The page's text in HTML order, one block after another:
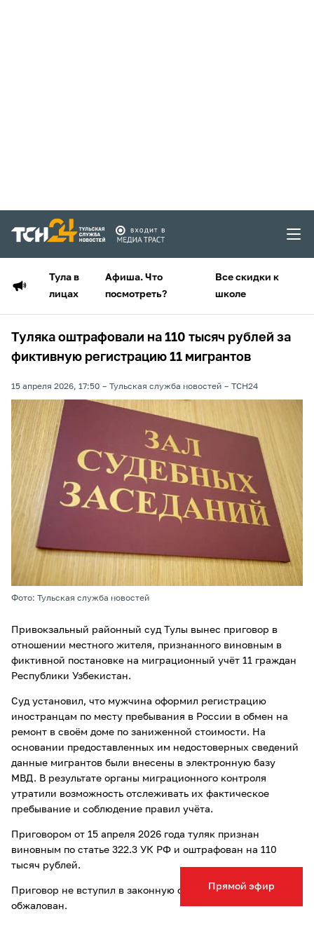
Тула в
лицах
Афиша. Что
посмотреть?
Все скидки к
школе
Прямой эфир
Туляка оштрафовали на 110 тысяч рублей за
фиктивную регистрацию 11 мигрантов
15 апреля 2026, 17:50 Тульская служба новостей ТСН24
Фото: Тульская служба новостей
Привокзальный районный суд Тулы вынес приговор в
отношении местного жителя, признанного виновным в
фиктивной постановке на миграционный учёт 11 граждан
Республики Узбекистан.
Суд установил, что мужчина оформил регистрацию
иностранцам по месту пребывания в России в обмен на
ремонт в своём доме по заниженной стоимости. На
основании предоставленных им недостоверных сведений
данные мигрантов были внесены в электронную базу
МВД. В результате органы миграционного контроля
утратили возможность отслеживать их фактическое
пребывание и соблюдение правил учёта.
Приговором от 15 апреля 2026 года туляк признан
виновным по статье 322.3 УК РФ и оштрафован на 110
тысяч рублей.
Приговор не вступил в законную силу и может быть
обжалован.